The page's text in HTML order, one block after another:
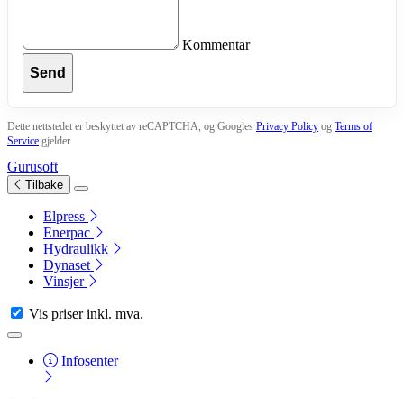
Kommentar
Send
Dette nettstedet er beskyttet av reCAPTCHA, og Googles Privacy Policy og Terms of
Service gjelder.
Gurusoft
Tilbake
Elpress
Enerpac
Hydraulikk
Dynaset
Vinsjer
Vis priserinkl. mva.
Infosenter